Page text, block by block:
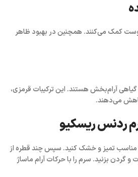
کمک می‌کنند. همچنین در بهبود ظاهر
گیاهی آرام‌بخش هستند. این ترکیبات قرمزی،
می‌دهند.
ردنس ریسکیو
مناسب تمیز و خشک کنید. سپس چند قطره از
گردن بزنید. سرم را با حرکات آرام ماساژ